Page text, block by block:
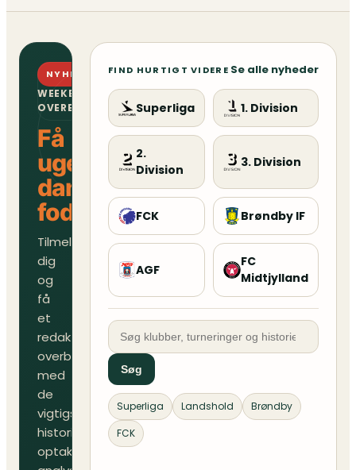
NYHEDSBREV
WEEKENDENS
OVERBLIK
Få
ugens
danske
fodboldoverblik
Tilmeld
dig
og
få
et
redaktionelt
overblik
med
de
vigtigste
historier,
optakter,
FIND HURTIGT VIDERE Se alle nyheder
Superliga 1. Division
2.
Division
3. Division
FCK Brøndby IF
AGF
FC
Midtjylland
Søg
Superliga Landshold
Brøndby
FCK